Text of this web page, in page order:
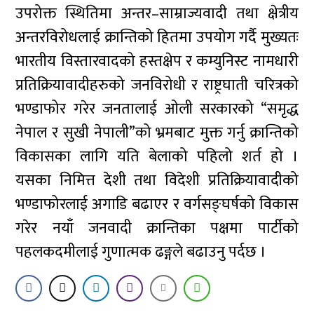
उपरोक्त स्थितिमा अन्तर–साम्राज्यवादी तथा क्षेत्रीय
अन्तरविरोधलाई क्रान्तिको हितमा उपयोग गर्दै मुख्यतः
भारतीय विस्तारवादको हस्तक्षेप र कम्युनिस्ट नामधारी
प्रतिक्रियावादीहरुको जनविरोधी र राष्ट्रघाती चरित्रको
भण्डाफोर गरेर जनतालाई ओली सरकारको “समृद्ध
नेपाल र सुखी नेपाली”को भ्रमबाट मुक्त गर्नु क्रान्तिको
विकासका लागि यति बेलाको पहिलो शर्त हो ।
यसका निमित्त देशी तथा विदेशी प्रतिक्रियावादीको
भण्डाफोरलाई अगाडि बढाएर र वर्गसङ्घर्षको विकास
गरेर नयाँ जनवादी क्रान्तिका पक्षमा पार्टीको
पहलकदमीलाई गुणात्मक ढङ्गले बढाउनु पर्दछ ।